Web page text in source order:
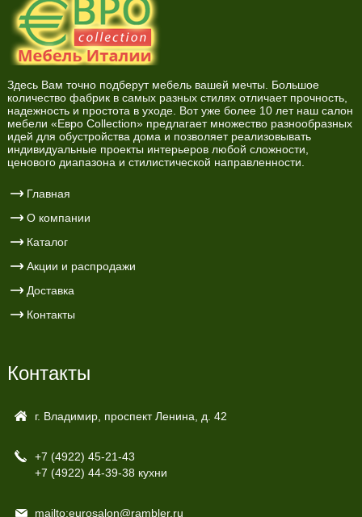
Здесь Вам точно подберут мебель вашей мечты. Большое
количество фабрик в самых разных стилях отличает прочность,
надежность и простота в уходе. Вот уже более 10 лет наш салон
мебели «Евро Collection» предлагает множество разнообразных
идей для обустройства дома и позволяет реализовывать
индивидуальные проекты интерьеров любой сложности,
ценового диапазона и стилистической направленности.
Главная
О компании
Каталог
Акции и распродажи
Доставка
Контакты
Контакты
г. Владимир, проспект Ленина, д. 42
+7 (4922) 45-21-43
+7 (4922) 44-39-38 кухни
mailto:eurosalon@rambler.ru